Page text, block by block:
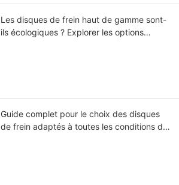
Les disques de frein haut de gamme sont-
ils écologiques ? Explorer les options
Guide complet pour le choix des disques
de frein adaptés à toutes les conditions de